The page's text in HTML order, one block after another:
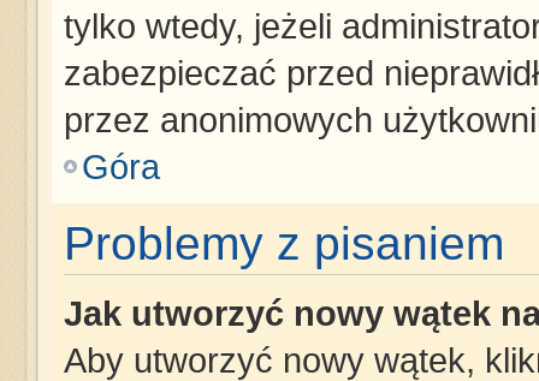
tylko wtedy, jeżeli
zabezpieczać przed
przez anonimowych
Góra
Problemy z pisaniem
Jak utworzyć nowy wątek
Aby utworzyć nowy wątek,